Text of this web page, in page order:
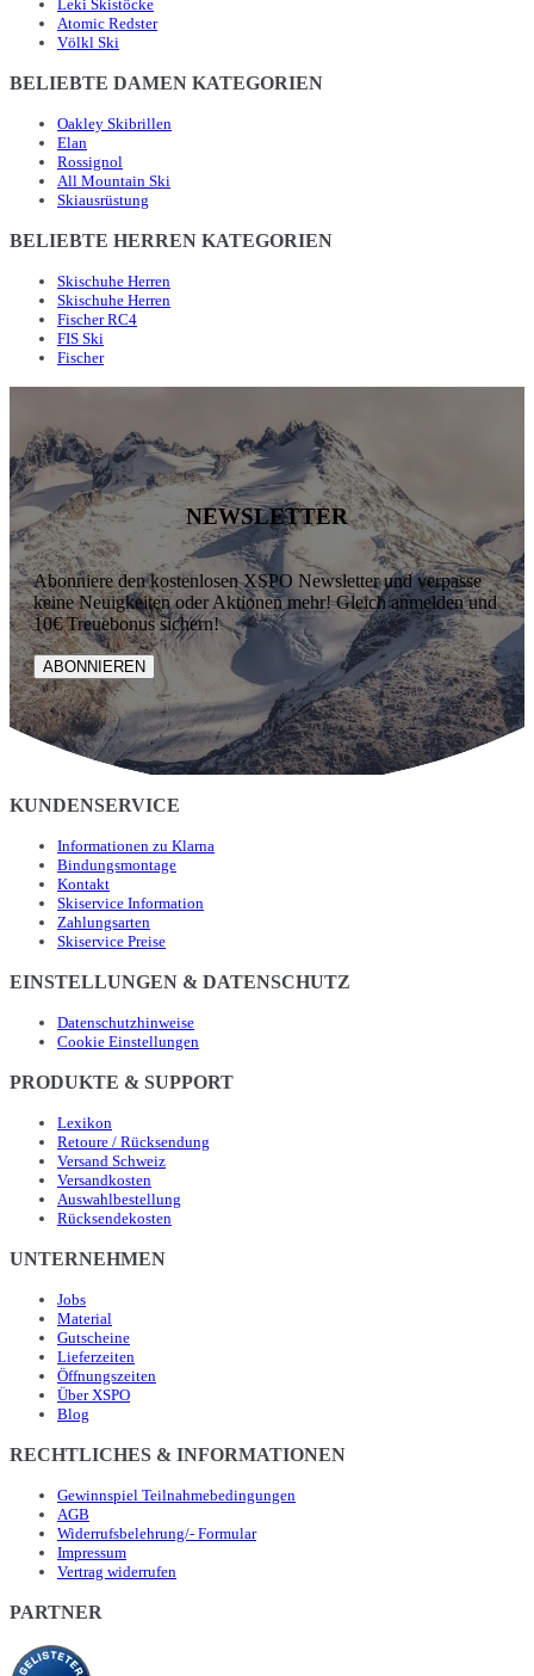
Leki Skistöcke
Atomic Redster
Völkl Ski
BELIEBTE DAMEN KATEGORIEN
Oakley Skibrillen
Elan
Rossignol
All Mountain Ski
Skiausrüstung
BELIEBTE HERREN KATEGORIEN
Skischuhe Herren
Skischuhe Herren
Fischer RC4
FIS Ski
Fischer
NEWSLETTER
Abonniere den kostenlosen XSPO Newsletter und verpasse
keine Neuigkeiten oder Aktionen mehr! Gleich anmelden und
10€ Treuebonus sichern!
ABONNIEREN
KUNDENSERVICE
Informationen zu Klarna
Bindungsmontage
Kontakt
Skiservice Information
Zahlungsarten
Skiservice Preise
EINSTELLUNGEN & DATENSCHUTZ
Datenschutzhinweise
Cookie Einstellungen
PRODUKTE & SUPPORT
Lexikon
Retoure / Rücksendung
Versand Schweiz
Versandkosten
Auswahlbestellung
Rücksendekosten
UNTERNEHMEN
Jobs
Material
Gutscheine
Lieferzeiten
Öffnungszeiten
Über XSPO
Blog
RECHTLICHES & INFORMATIONEN
Gewinnspiel Teilnahmebedingungen
AGB
Widerrufsbelehrung/- Formular
Impressum
Vertrag widerrufen
PARTNER